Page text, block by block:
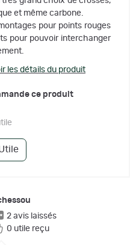
et même carbone.
pour points rouges
pour pouvoir interchanger
les détails du produit
ce produit
2 avis laissés
0 utile reçu